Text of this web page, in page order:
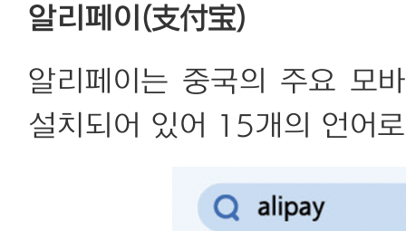
알리페이(支付宝)
알리페이는 중국의 주요 모
설치되어 있어 15개의 언어